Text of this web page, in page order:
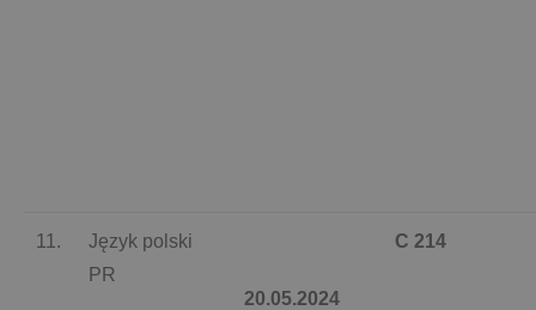
11.
Język polski
PR
20.05.2024
C 214